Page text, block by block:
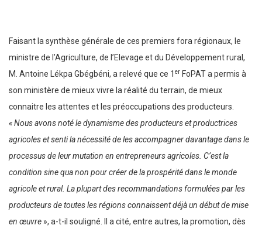
Faisant la synthèse générale de ces premiers fora régionaux, le
ministre de l’Agriculture, de l’Elevage et du Développement rural,
M. Antoine Lékpa Gbégbéni, a relevé que ce 1 er FoPAT a permis à
son ministère de mieux vivre la réalité du terrain, de mieux
connaitre les attentes et les préoccupations des producteurs.
« Nous avons noté le dynamisme des producteurs et productrices
agricoles et senti la nécessité de les accompagner davantage dans le
processus de leur mutation en entrepreneurs agricoles. C’est la
condition sine qua non pour créer de la prospérité dans le monde
agricole et rural. La plupart des recommandations formulées par les
producteurs de toutes les régions connaissent déjà un début de mise
en œuvre », a-t-il souligné. Il a cité, entre autres, la promotion, dès